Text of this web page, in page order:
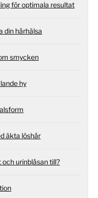
för optimala resultat
din hårhälsa
smycken
hy
äkta löshår
urinblåsan till?